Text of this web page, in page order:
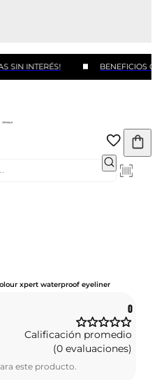
SIN INTERÉS! BENEFICIOS
xpert waterproof eyeliner
0
Calificación promedio
(0 evaluaciones)
este producto.